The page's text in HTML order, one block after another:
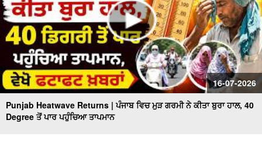
16-07-2026
Punjab Heatwave Returns | ਪੰਜਾਬ ਵਿਚ ਮੁੜ ਗਰਮੀ ਨੇ ਕੀਤਾ ਬੁਰਾ ਹਾਲ, 40
Degree ਤੋਂ ਪਾਰ ਪਹੁੰਚਿਆ ਤਾਪਮਾਨ